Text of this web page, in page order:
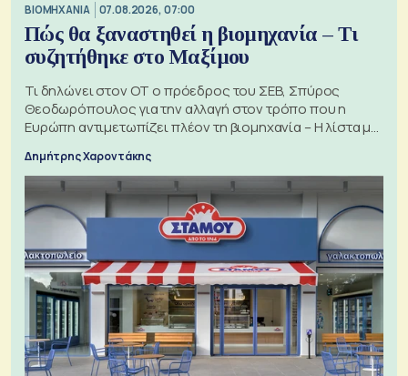
ΒΙΟΜΗΧΑΝΙΑ 07.08.2026, 07:00
Πώς θα ξαναστηθεί η βιομηχανία – Τι
συζητήθηκε στο Μαξίμου
Τι δηλώνει στον ΟΤ ο πρόεδρος του ΣΕΒ, Σπύρος
Θεοδωρόπουλος για την αλλαγή στον τρόπο που η
Ευρώπη αντιμετωπίζει πλέον τη βιομηχανία – Η λίστα με
Δημήτρης Χαροντάκης